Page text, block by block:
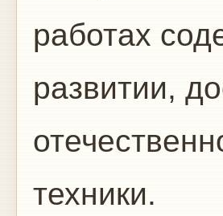
работах
развитии,
техники.